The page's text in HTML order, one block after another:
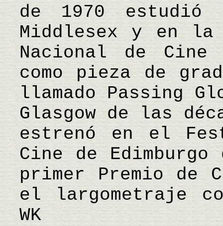
de 1970
Middlesex y en la
Nacional de
como pieza de
llamado Passing
Glasgow de las
estrenó en el
Cine de
primer Premio de
el largometraje
WK